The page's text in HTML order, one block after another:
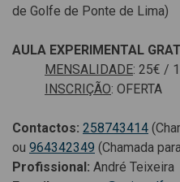
de Golfe de Ponte de Lima)
AULA EXPERIMENTAL
MENSALIDADE: 25€ /
INSCRIÇÃO: OFERTA
Contactos: 258743414
ou 964342349 (Chamada
Profissional: André Teixeira